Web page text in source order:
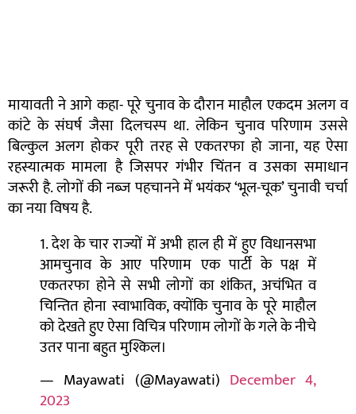
मायावती ने आगे कहा- पूरे चुनाव के दौरान माहौल एकदम अलग व
कांटे के संघर्ष जैसा दिलचस्प था. लेकिन चुनाव परिणाम उससे
बिल्कुल अलग होकर पूरी तरह से एकतरफा हो जाना, यह ऐसा
रहस्यात्मक मामला है जिसपर गंभीर चिंतन व उसका समाधान
जरूरी है. लोगों की नब्ज पहचानने में भयंकर ‘भूल-चूक’ चुनावी चर्चा
का नया विषय है.
1. देश के चार राज्यों में अभी हाल ही में हुए विधानसभा
आमचुनाव के आए परिणाम एक पार्टी के पक्ष में
एकतरफा होने से सभी लोगों का शंकित, अचंभित व
चिन्तित होना स्वाभाविक, क्योंकि चुनाव के पूरे माहौल
को देखते हुए ऐसा विचित्र परिणाम लोगों के गले के नीचे
उतर पाना बहुत मुश्किल।
— Mayawati (@Mayawati) December 4,
2023